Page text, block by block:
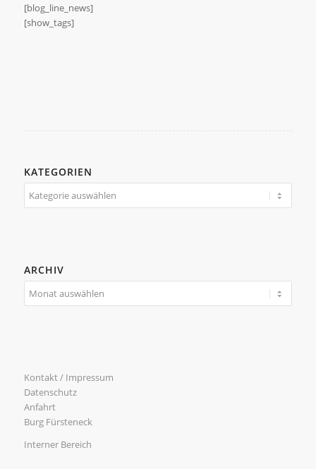
[blog_line_news]
[show_tags]
KATEGORIEN
Kategorien
ARCHIV
Kontakt / Impressum
Datenschutz
Anfahrt
Burg Fürsteneck
Interner Bereich